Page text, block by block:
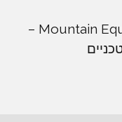
מבחן שטח: Mountain Equipment Comici –